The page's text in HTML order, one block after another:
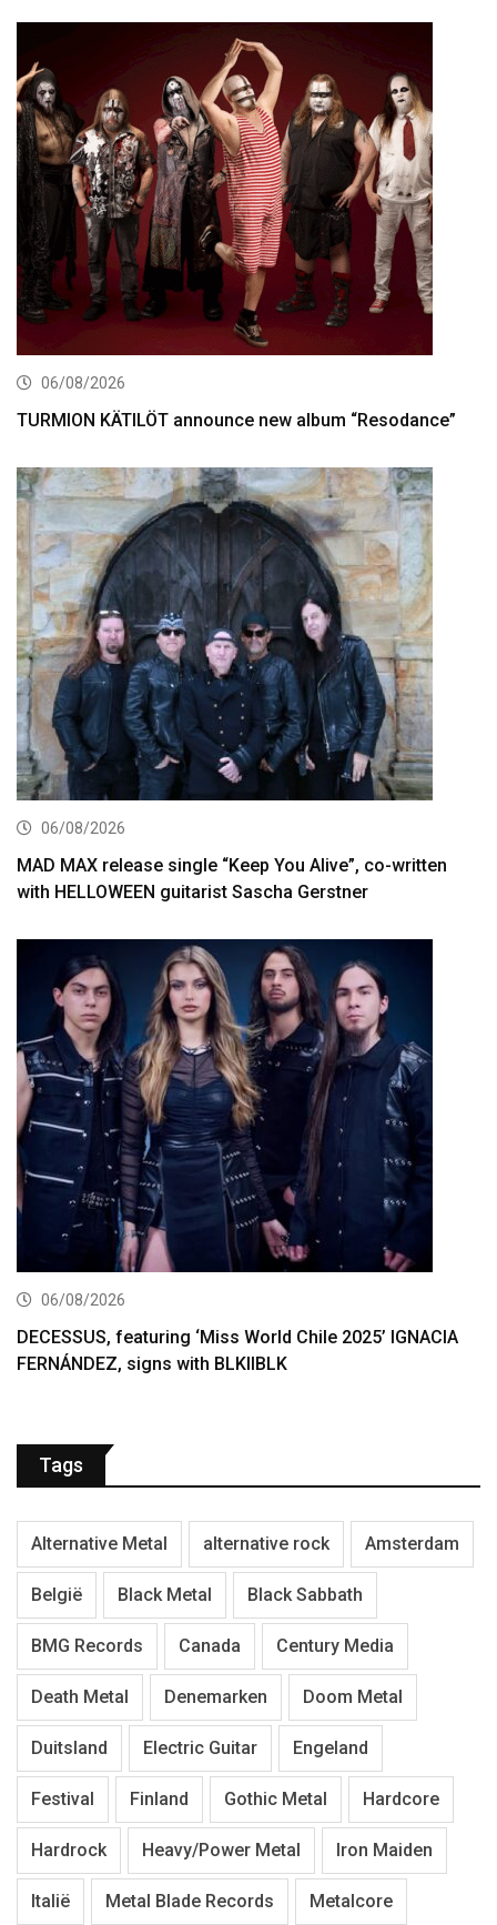
06/08/2026
TURMION KÄTILÖT announce new album “Resodance”
06/08/2026
MAD MAX release single “Keep You Alive”, co-written
with HELLOWEEN guitarist Sascha Gerstner
06/08/2026
DECESSUS, featuring ‘Miss World Chile 2025’ IGNACIA
FERNÁNDEZ, signs with BLKIIBLK
Tags
Alternative Metal alternative rock Amsterdam
België Black Metal Black Sabbath
BMG Records Canada Century Media
Death Metal Denemarken Doom Metal
Duitsland Electric Guitar Engeland
Festival Finland Gothic Metal Hardcore
Hardrock Heavy/Power Metal Iron Maiden
Italië Metal Blade Records Metalcore